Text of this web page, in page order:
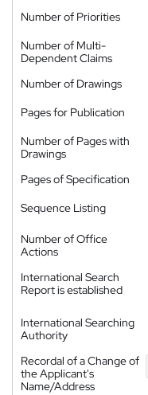
Number of Priorities
Number of Multi-
Dependent Claims
Number of Drawings
Pages for Publication
Number of Pages with
Drawings
Pages of Specification
Sequence Listing
Number of Office
Actions
International Search
Report is established
International Searching
Authority
Recordal of a Change of
the Applicant's
Name/Address